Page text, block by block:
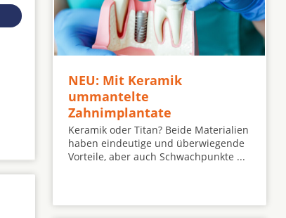
NEU: Mit Keramik
ummantelte
Zahnimplantate
Keramik oder Titan? Beide Materialien
haben eindeutige und überwiegende
Vorteile, aber auch Schwachpunkte ...